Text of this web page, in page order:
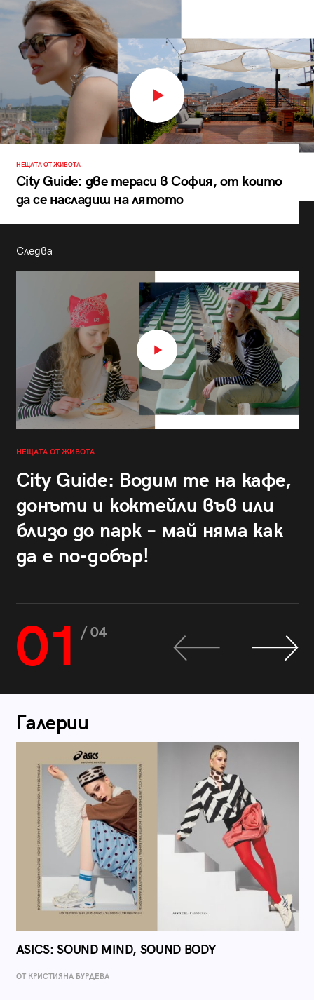
НЕЩАТА ОТ ЖИВОТА
City Guide: две тераси в София, от които
да се насладиш на лятото
Следва
НЕЩАТА ОТ ЖИВОТА
City Guide: Водим те на кафе,
донъти и коктейли във или
близо до парк – май няма как
да е по-добър!
01 / 04
Галерии
ASICS: SOUND MIND, SOUND BODY
ОТ КРИСТИЯНА БУРДЕВА